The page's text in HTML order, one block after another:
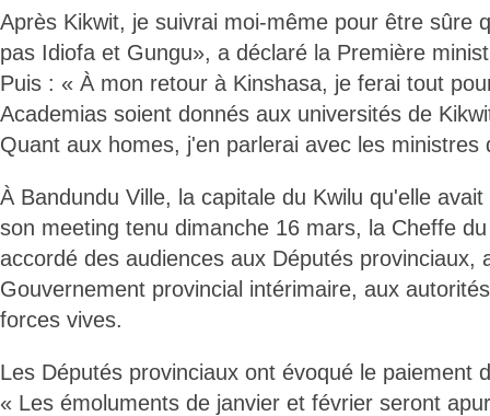
Après Kikwit, je suivrai moi-même pour être sûre
pas Idiofa et Gungu», a déclaré la Première
Puis : « À mon retour à Kinshasa, je ferai tout
Academias soient donnés aux universités de
Quant aux homes, j'en parlerai avec les ministres
À Bandundu Ville, la capitale du Kwilu qu'elle
son meeting tenu dimanche 16 mars, la Cheffe
accordé des audiences aux Députés provinciaux,
Gouvernement provincial intérimaire, aux
forces vives.
Les Députés provinciaux ont évoqué le paiement
« Les émoluments de janvier et février seront